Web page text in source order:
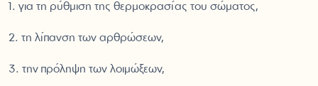
1. για τη ρύθμιση της θερμοκρασίας του σώματος,
2. τη λίπανση των αρθρώσεων,
3. την πρόληψη των λοιμώξεων,